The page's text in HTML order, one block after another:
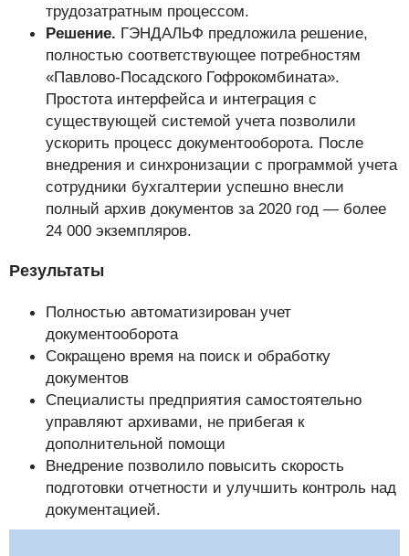
трудозатратным процессом.
Решение. ГЭНДАЛЬФ предложила решение,
полностью соответствующее потребностям
«Павлово-Посадского Гофрокомбината».
Простота интерфейса и интеграция с
существующей системой учета позволили
ускорить процесс документооборота. После
внедрения и синхронизации с программой учета
сотрудники бухгалтерии успешно внесли
полный архив документов за 2020 год — более
24 000 экземпляров.
Результаты
Полностью автоматизирован учет
документооборота
Сокращено время на поиск и обработку
документов
Специалисты предприятия самостоятельно
управляют архивами, не прибегая к
дополнительной помощи
Внедрение позволило повысить скорость
подготовки отчетности и улучшить контроль над
документацией.